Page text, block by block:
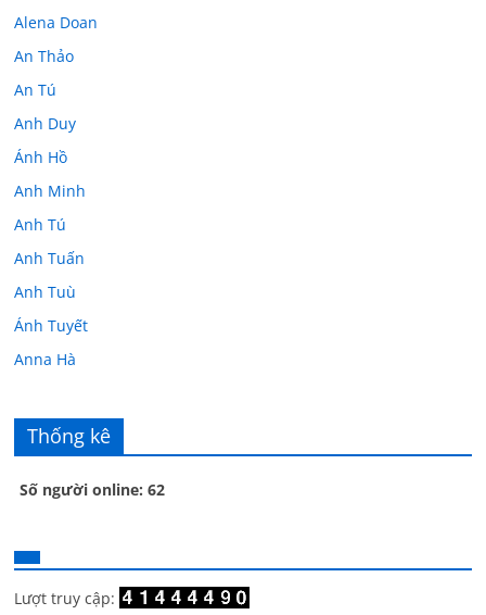
Alena Doan
An Thảo
An Tú
Anh Duy
Ánh Hồ
Anh Minh
Anh Tú
Anh Tuấn
Anh Tuù
Ánh Tuyết
Anna Hà
Âu Tú Vân
Bác sĩ Hoa
Bác sĩ Stephen Mak
Bác Đạt
Bạch Cúc
Thống kê
Số người online: 62
Lượt truy cập: